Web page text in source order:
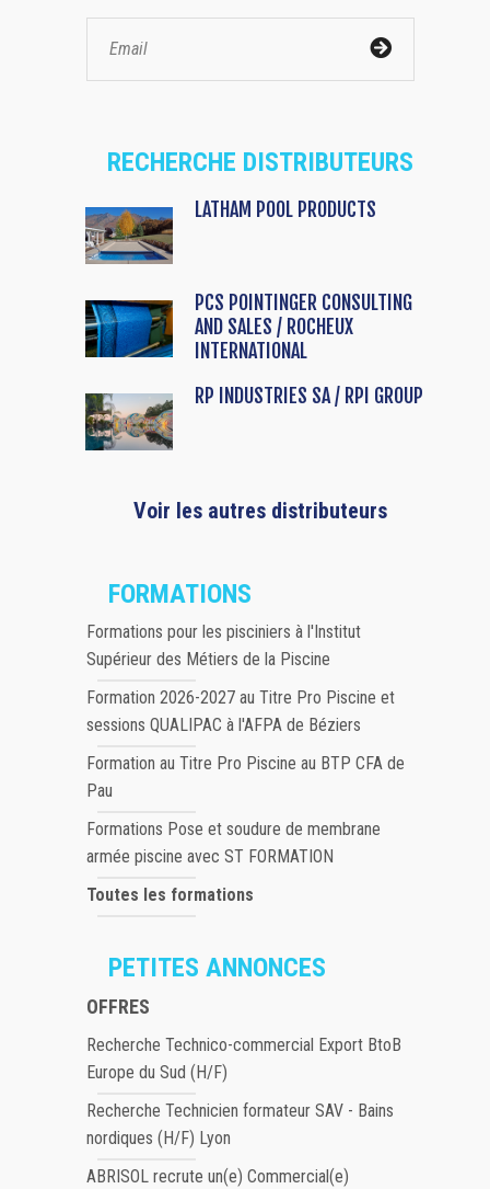
RECHERCHE DISTRIBUTEURS
LATHAM POOL PRODUCTS
PCS POINTINGER CONSULTING
AND SALES / ROCHEUX
INTERNATIONAL
RP INDUSTRIES SA / RPI GROUP
Voir les autres distributeurs
FORMATIONS
Formations pour les pisciniers à l'Institut
Supérieur des Métiers de la Piscine
Formation 2026-2027 au Titre Pro Piscine et
sessions QUALIPAC à l'AFPA de Béziers
Formation au Titre Pro Piscine au BTP CFA de
Pau
Formations Pose et soudure de membrane
armée piscine avec ST FORMATION
Toutes les formations
PETITES ANNONCES
OFFRES
Recherche Technico-commercial Export BtoB
Europe du Sud (H/F)
Recherche Technicien formateur SAV - Bains
nordiques (H/F) Lyon
ABRISOL recrute un(e) Commercial(e)